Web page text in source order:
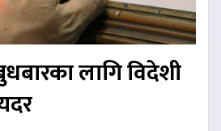
लागि विदेशी